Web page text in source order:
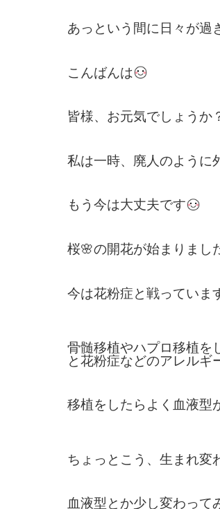
あっという間に日々が過
こんばんは
皆様、お元気でしょうか
私は一時、廃人のように
もう今は大丈夫です
桜🌸の開花が始まりまし
今は花粉症と戦っていま
骨髄移植やハプロ移植を
と花粉症などのアレルギ
移植をしたらよく血液型
ちょっとこう、生まれ
血液型とか少し変わって